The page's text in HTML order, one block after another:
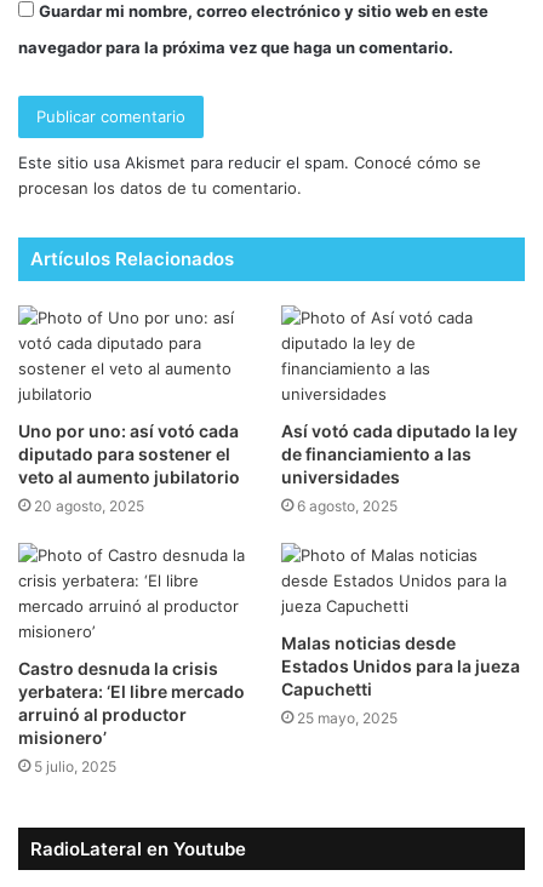
Guardar mi nombre, correo electrónico y sitio web en este
navegador para la próxima vez que haga un comentario.
Este sitio usa Akismet para reducir el spam. Conocé cómo se
procesan los datos de tu comentario.
Artículos Relacionados
Uno por uno: así votó cada
diputado para sostener el
veto al aumento jubilatorio
20 agosto, 2025
Así votó cada diputado la ley
de financiamiento a las
universidades
6 agosto, 2025
Castro desnuda la crisis
yerbatera: ‘El libre mercado
arruinó al productor
misionero’
5 julio, 2025
Malas noticias desde
Estados Unidos para la jueza
Capuchetti
25 mayo, 2025
RadioLateral en Youtube